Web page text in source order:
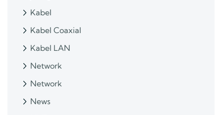
Kabel
Kabel Coaxial
Kabel LAN
Network
Network
News